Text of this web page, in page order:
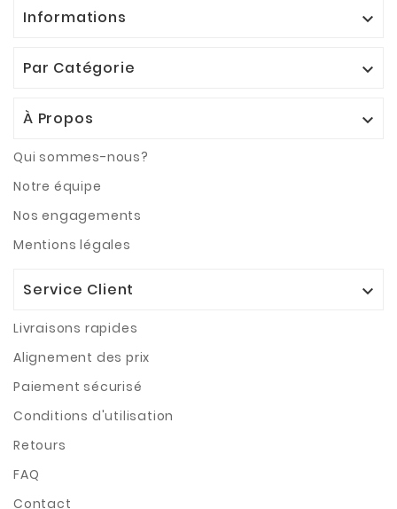
Informations 
Par Catégorie 
À Propos 
Qui sommes-nous?
Notre équipe
Nos engagements
Mentions légales
Service Client 
Livraisons rapides
Alignement des prix
Paiement sécurisé
Conditions d'utilisation
Retours
FAQ
Contact